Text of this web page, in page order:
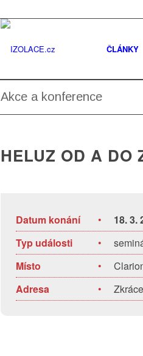
ČLÁNKY
Akce a konference
HELUZ OD A DO
Datum konání •
18. 3.
Typ události
•
Místo
•
Adresa
•